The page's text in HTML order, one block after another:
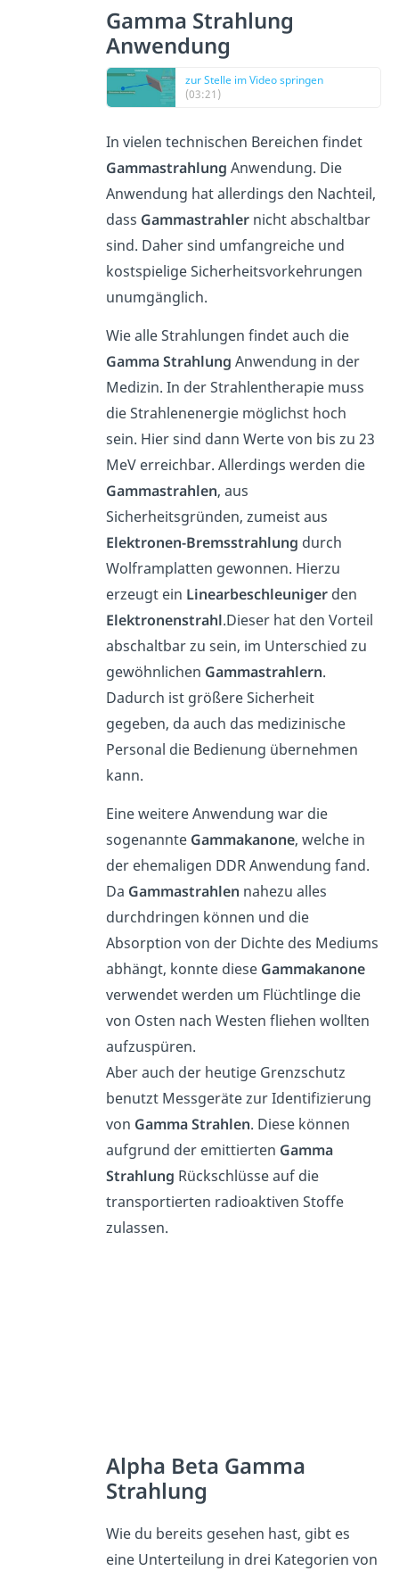
Gamma Strahlung
Anwendung
zur Stelle im Video springen
(03:21)
In vielen technischen Bereichen findet
Gammastrahlung Anwendung. Die
Anwendung hat allerdings den Nachteil,
dass Gammastrahler nicht abschaltbar
sind. Daher sind umfangreiche und
kostspielige Sicherheitsvorkehrungen
unumgänglich.
Wie alle Strahlungen findet auch die
Gamma Strahlung Anwendung in der
Medizin. In der Strahlentherapie muss
die Strahlenenergie möglichst hoch
sein. Hier sind dann Werte von bis zu 23
MeV erreichbar. Allerdings werden die
Gammastrahlen, aus
Sicherheitsgründen, zumeist aus
Elektronen-Bremsstrahlung durch
Wolframplatten gewonnen. Hierzu
erzeugt ein Linearbeschleuniger den
Elektronenstrahl.Dieser hat den Vorteil
abschaltbar zu sein, im Unterschied zu
gewöhnlichen Gammastrahlern.
Dadurch ist größere Sicherheit
gegeben, da auch das medizinische
Personal die Bedienung übernehmen
kann.
Eine weitere Anwendung war die
sogenannte Gammakanone, welche in
der ehemaligen DDR Anwendung fand.
Da Gammastrahlen nahezu alles
durchdringen können und die
Absorption von der Dichte des Mediums
abhängt, konnte diese Gammakanone
verwendet werden um Flüchtlinge die
von Osten nach Westen fliehen wollten
aufzuspüren.
Aber auch der heutige Grenzschutz
benutzt Messgeräte zur Identifizierung
von Gamma Strahlen. Diese können
aufgrund der emittierten Gamma
Strahlung Rückschlüsse auf die
transportierten radioaktiven Stoffe
zulassen.
Alpha Beta Gamma
Strahlung
Wie du bereits gesehen hast, gibt es
eine Unterteilung in drei Kategorien von